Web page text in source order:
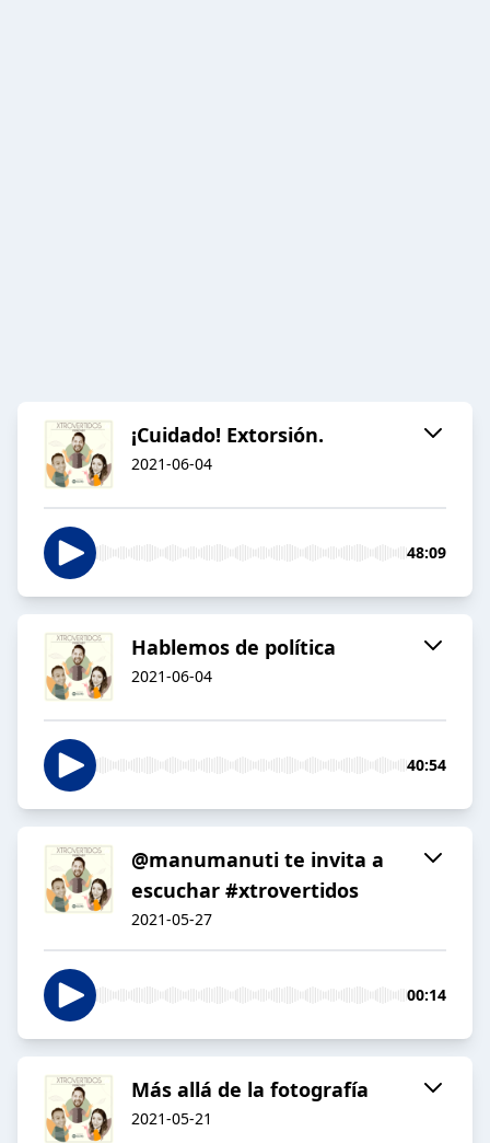
¡Cuidado! Extorsión.
2021-06-04
48:09
Hablemos de política
2021-06-04
40:54
@manumanuti te invita a
escuchar #xtrovertidos
2021-05-27
00:14
Más allá de la fotografía
2021-05-21